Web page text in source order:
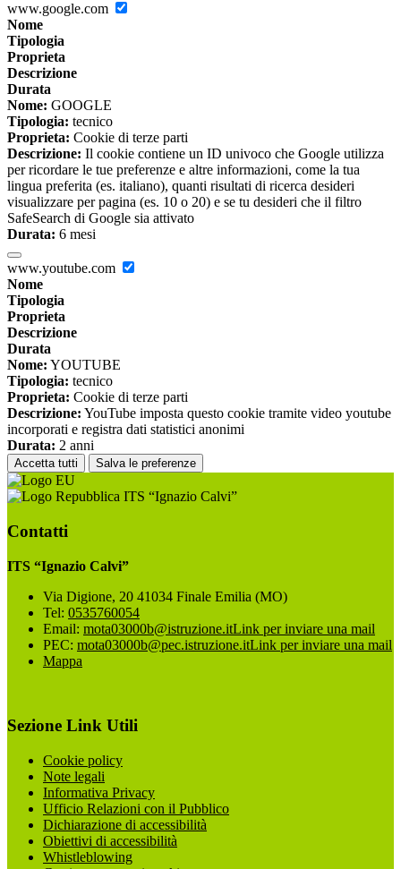
www.google.com
Nome
Tipologia
Proprieta
Descrizione
Durata
Nome: GOOGLE
Tipologia: tecnico
Proprieta: Cookie di terze parti
Descrizione: Il cookie contiene un ID univoco che Google utilizza
per ricordare le tue preferenze e altre informazioni, come la tua
lingua preferita (es. italiano), quanti risultati di ricerca desideri
visualizzare per pagina (es. 10 o 20) e se tu desideri che il filtro
SafeSearch di Google sia attivato
Durata: 6 mesi
www.youtube.com
Nome
Tipologia
Proprieta
Descrizione
Durata
Nome: YOUTUBE
Tipologia: tecnico
Proprieta: Cookie di terze parti
Descrizione: YouTube imposta questo cookie tramite video youtube
incorporati e registra dati statistici anonimi
Durata: 2 anni
Accetta tutti Salva le preferenze
ITS “Ignazio Calvi”
Contatti
ITS “Ignazio Calvi”
Via Digione, 20 41034 Finale Emilia (MO)
Tel: 0535760054
Email: mota03000b@istruzione.itLink per inviare una mail
PEC: mota03000b@pec.istruzione.itLink per inviare una mail
Mappa
Sezione Link Utili
Cookie policy
Note legali
Informativa Privacy
Ufficio Relazioni con il Pubblico
Dichiarazione di accessibilità
Obiettivi di accessibilità
Whistleblowing